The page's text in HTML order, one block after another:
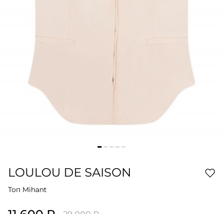
LOULOU DE SAISON
Топ Mihant